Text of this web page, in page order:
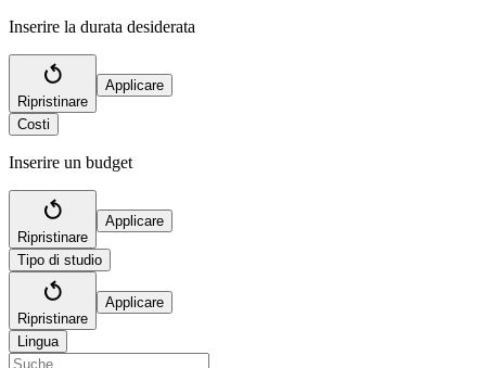
Inserire la durata desiderata
Ripristinare
Applicare
Costi
Inserire un budget
Ripristinare
Applicare
Tipo di studio
Ripristinare
Applicare
Lingua